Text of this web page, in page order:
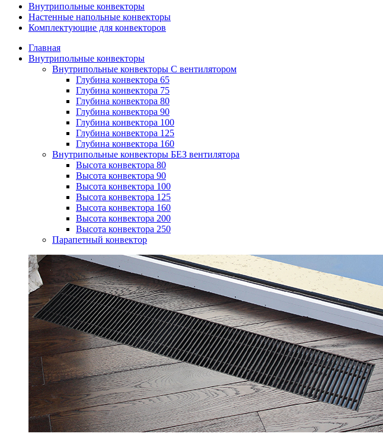
Внутрипольные конвекторы
Настенные напольные конвекторы
Комплектующие для конвекторов
Главная
Внутрипольные конвекторы
Внутрипольные конвекторы С вентилятором
Глубина конвектора 65
Глубина конвектора 75
Глубина конвектора 80
Глубина конвектора 90
Глубина конвектора 100
Глубина конвектора 125
Глубина конвектора 160
Внутрипольные конвекторы БЕЗ вентилятора
Высота конвектора 80
Высота конвектора 90
Высота конвектора 100
Высота конвектора 125
Высота конвектора 160
Высота конвектора 200
Высота конвектора 250
Парапетный конвектор